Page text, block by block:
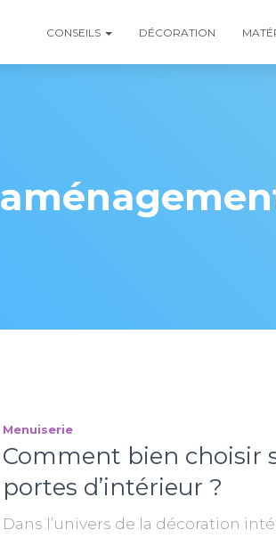
CONSEILS DÉCORATION
Menuiserie
Comment bien choisir
portes d’intérieur ?
Dans l’univers de la décoration